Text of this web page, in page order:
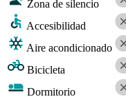
Zona de silencio
Accesibilidad
Aire acondicionado
Bicicleta
Dormitorio